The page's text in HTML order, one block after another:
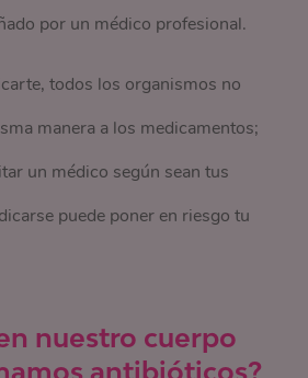
por un médico profesional.
todos los organismos no
manera a los medicamentos;
un médico según sean tus
puede poner en riesgo tu
nuestro cuerpo
antibióticos?